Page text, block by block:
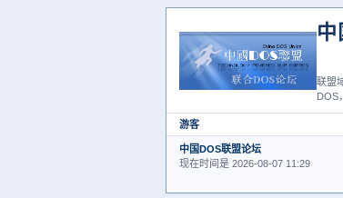
联盟
DOS
游客
中国DOS联盟论坛
现在时间是 2026-08-07 11:29